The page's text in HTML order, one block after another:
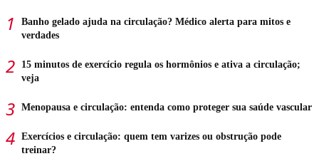
Banho gelado ajuda na circulação? Médico alerta para mitos e
verdades
15 minutos de exercício regula os hormônios e ativa a circulação;
veja
Menopausa e circulação: entenda como proteger sua saúde vascular
Exercícios e circulação: quem tem varizes ou obstrução pode
treinar?